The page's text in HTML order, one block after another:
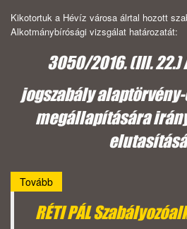
Kikotortuk a Hévíz városa álrtal hozott
Alkotmánybírósági vizsgálat határozatát:
3050/2016. (III. 22.)
jogszabály
megállapítására
Tovább
RÉTI PÁL